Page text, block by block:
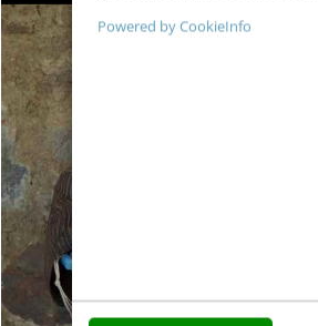
Powered by CookieInfo